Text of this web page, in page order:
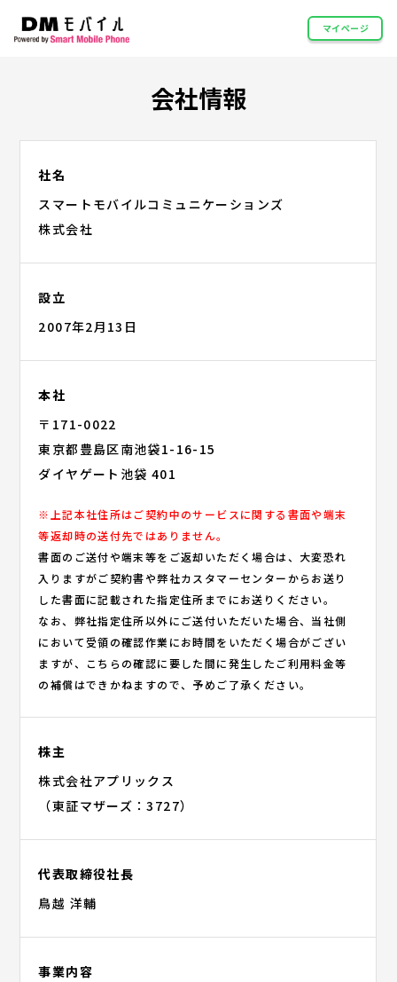
マイページ
会社情報
社名
スマートモバイルコミュニケーションズ
株式会社
設立
2007年2月13日
本社
〒171-0022
東京都豊島区南池袋1-16-15
ダイヤゲート池袋 401
※上記本社住所はご契約中のサービスに関する書面や端末
等返却時の送付先ではありません。
書面のご送付や端末等をご返却いただく場合は、大変恐れ
入りますがご契約書や弊社カスタマーセンターからお送り
した書面に記載された指定住所までにお送りください。
なお、弊社指定住所以外にご送付いただいた場合、当社側
において受領の確認作業にお時間をいただく場合がござい
ますが、こちらの確認に要した間に発生したご利用料金等
の補償はできかねますので、予めご了承ください。
株主
株式会社アプリックス
（東証マザーズ：3727）
代表取締役社長
鳥越 洋輔
事業内容